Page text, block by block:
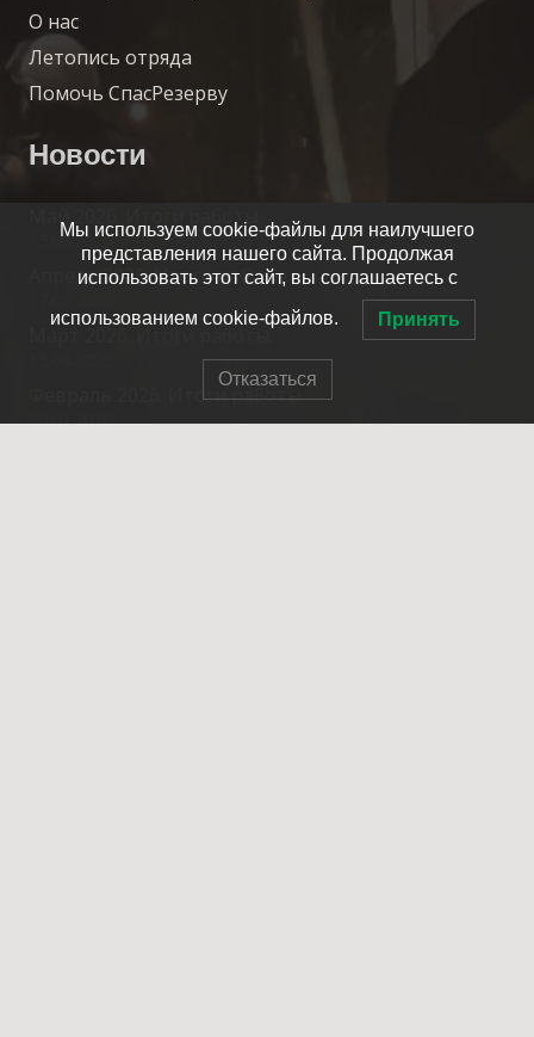
О нас
Летопись отряда
Помочь СпасРезерву
Новости
Май 2026. Итоги работы.
15.06.2026
Апрель 2026. Итоги работы.
Март 2026. Итоги работы.
Февраль 2026. Итоги работы.
20.03.2026
Мы используем cookie-файлы для наилучшего
представления нашего сайта. Продолжая
использовать этот сайт, вы соглашаетесь с
использованием cookie-файлов. Принять
Отказаться